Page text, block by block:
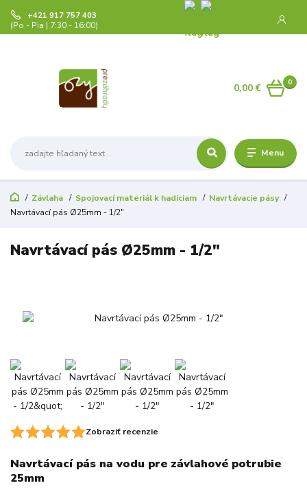
Menu
+421 917 757 403
(Po - Pia | 7:30 - 16:00)
0
0,00 €
Závlaha Spojovací materiál k hadiciam
Navrtávacie pásy
Navrtávací pás Ø25mm - 1/2"
Navrtávací pás Ø25mm - 1/2"
Zobraziť recenzie
Navrtávací pás na vodu pre závlahové potrubie
25mm